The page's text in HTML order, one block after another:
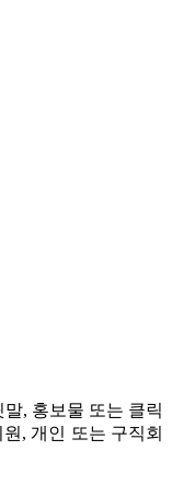
, 홍보물 또는 클릭
, 개인 또는 구직회